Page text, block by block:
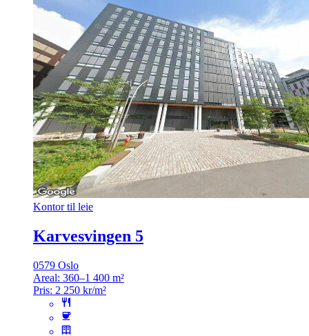
Kontor til leie
Karvesvingen 5
0579 Oslo
Areal: 360–1 400 m²
Pris: 2 250 kr/m²